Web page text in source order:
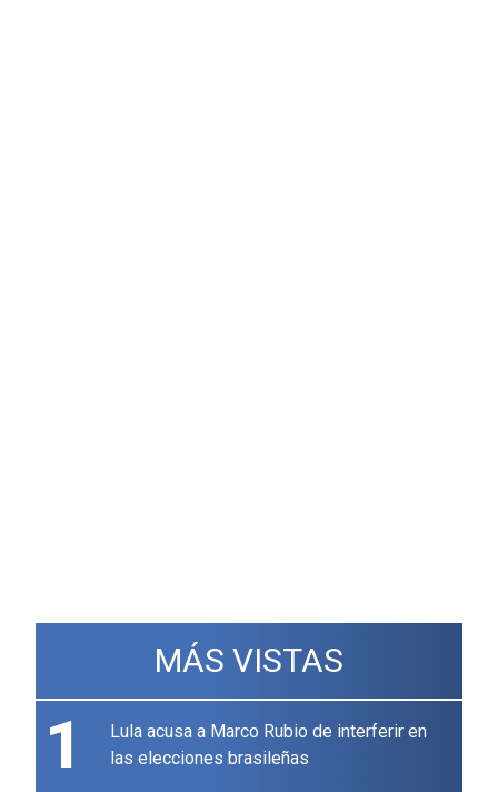
MÁS VISTAS
1
Lula acusa a Marco Rubio de interferir en
las elecciones brasileñas